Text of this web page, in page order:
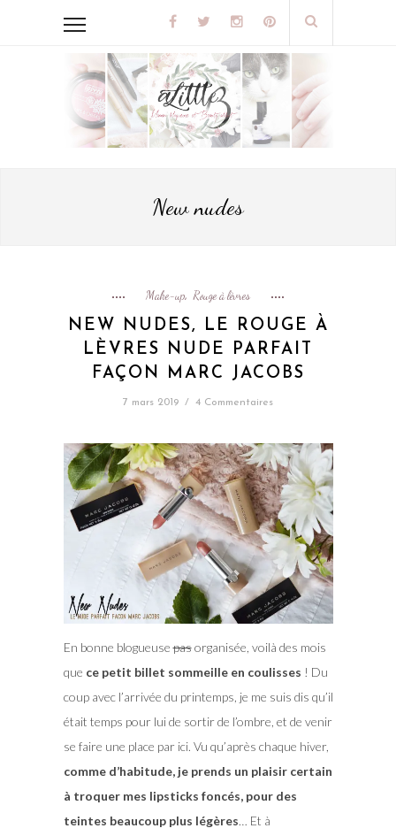
New nudes
Make-up, Rouge à lèvres
NEW NUDES, LE ROUGE À
LÈVRES NUDE PARFAIT
FAÇON MARC JACOBS
7 mars 2019 / 4 Commentaires
En bonne blogueusepasorganisée, voilà des mois
que ce petit billet sommeille en coulisses ! Du
coup avec l’arrivée du printemps, je me suis dis qu’il
était temps pour lui de sortir de l’ombre, et de venir
se faire une place par ici. Vu qu’après chaque hiver,
comme d’habitude, je prends un plaisir certain
à troquer mes lipsticks foncés, pour des
teintes beaucoup plus légères… Et à